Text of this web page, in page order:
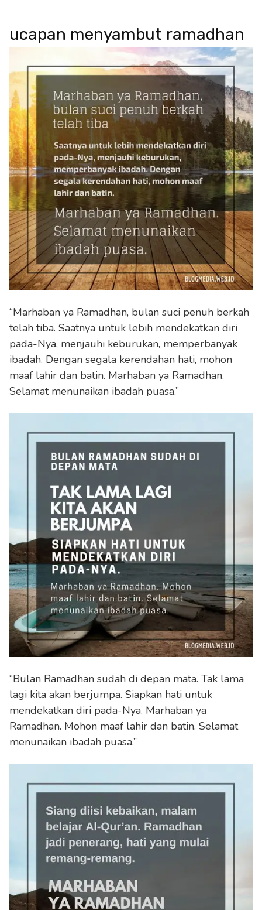
ucapan menyambut ramadhan
“Marhaban ya Ramadhan, bulan suci penuh berkah
telah tiba. Saatnya untuk lebih mendekatkan diri
pada-Nya, menjauhi keburukan, memperbanyak
ibadah. Dengan segala kerendahan hati, mohon
maaf lahir dan batin. Marhaban ya Ramadhan.
Selamat menunaikan ibadah puasa.”
“Bulan Ramadhan sudah di depan mata. Tak lama
lagi kita akan berjumpa. Siapkan hati untuk
mendekatkan diri pada-Nya. Marhaban ya
Ramadhan. Mohon maaf lahir dan batin. Selamat
menunaikan ibadah puasa.”